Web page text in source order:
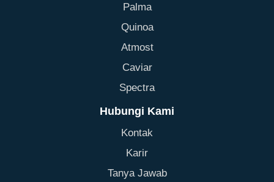
Palma
Quinoa
Atmost
Caviar
Spectra
Hubungi Kami
Kontak
Karir
Tanya Jawab